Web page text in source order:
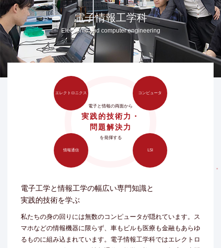
電子情報工学科
Electronic and computer engineering
電子工学と情報工学の幅広い専門知識と
実践的技術を学ぶ
私たちの身の回りには無数のコンピュータが隠れています。ス
マホなどの情報機器に限らず、車もビルも医療も金融もあらゆ
るものに組み込まれています。電子情報工学科ではエレクトロ
電子と情報の両面から
実践的技術力・
問題解決力
を発揮する
エレクトロニクス コンピュータ
情報通信 LSI